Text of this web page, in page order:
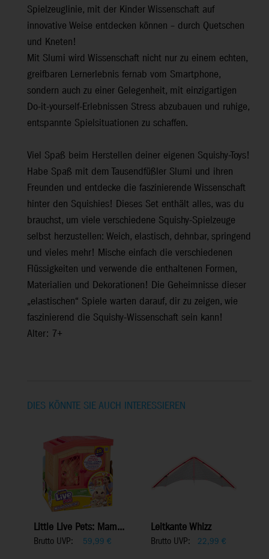
Spielzeuglinie, mit der Kinder Wissenschaft auf
innovative Weise entdecken können – durch Quetschen
und Kneten!
Mit Slumi wird Wissenschaft nicht nur zu einem echten,
greifbaren Lernerlebnis fernab vom Smartphone,
sondern auch zu einer Gelegenheit, mit einzigartigen
Do-it-yourself-Erlebnissen Stress abzubauen und ruhige,
entspannte Spielsituationen zu schaffen.
Viel Spaß beim Herstellen deiner eigenen Squishy-Toys!
Habe Spaß mit dem Tausendfüßler Slumi und ihren
Freunden und entdecke die faszinierende Wissenschaft
hinter den Squishies! Dieses Set enthält alles, was du
brauchst, um viele verschiedene Squishy-Spielzeuge
selbst herzustellen: Weich, elastisch, dehnbar, springend
und vieles mehr! Mische einfach die verschiedenen
Flüssigkeiten und verwende die enthaltenen Formen,
Materialien und Dekorationen! Die Geheimnisse dieser
„elastischen“ Spiele warten darauf, dir zu zeigen, wie
faszinierend die Squishy-Wissenschaft sein kann!
Alter: 7+
DIES KÖNNTE SIE AUCH INTERESSIEREN
Little Live Pets: Mam...
Brutto UVP: 59,99 €
Leitkante Whizz
Brutto UVP: 22,99 €